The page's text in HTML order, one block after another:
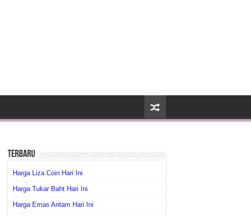
Terbaru
Harga Liza Coin Hari Ini
Harga Tukar Baht Hari Ini
Harga Emas Antam Hari Ini